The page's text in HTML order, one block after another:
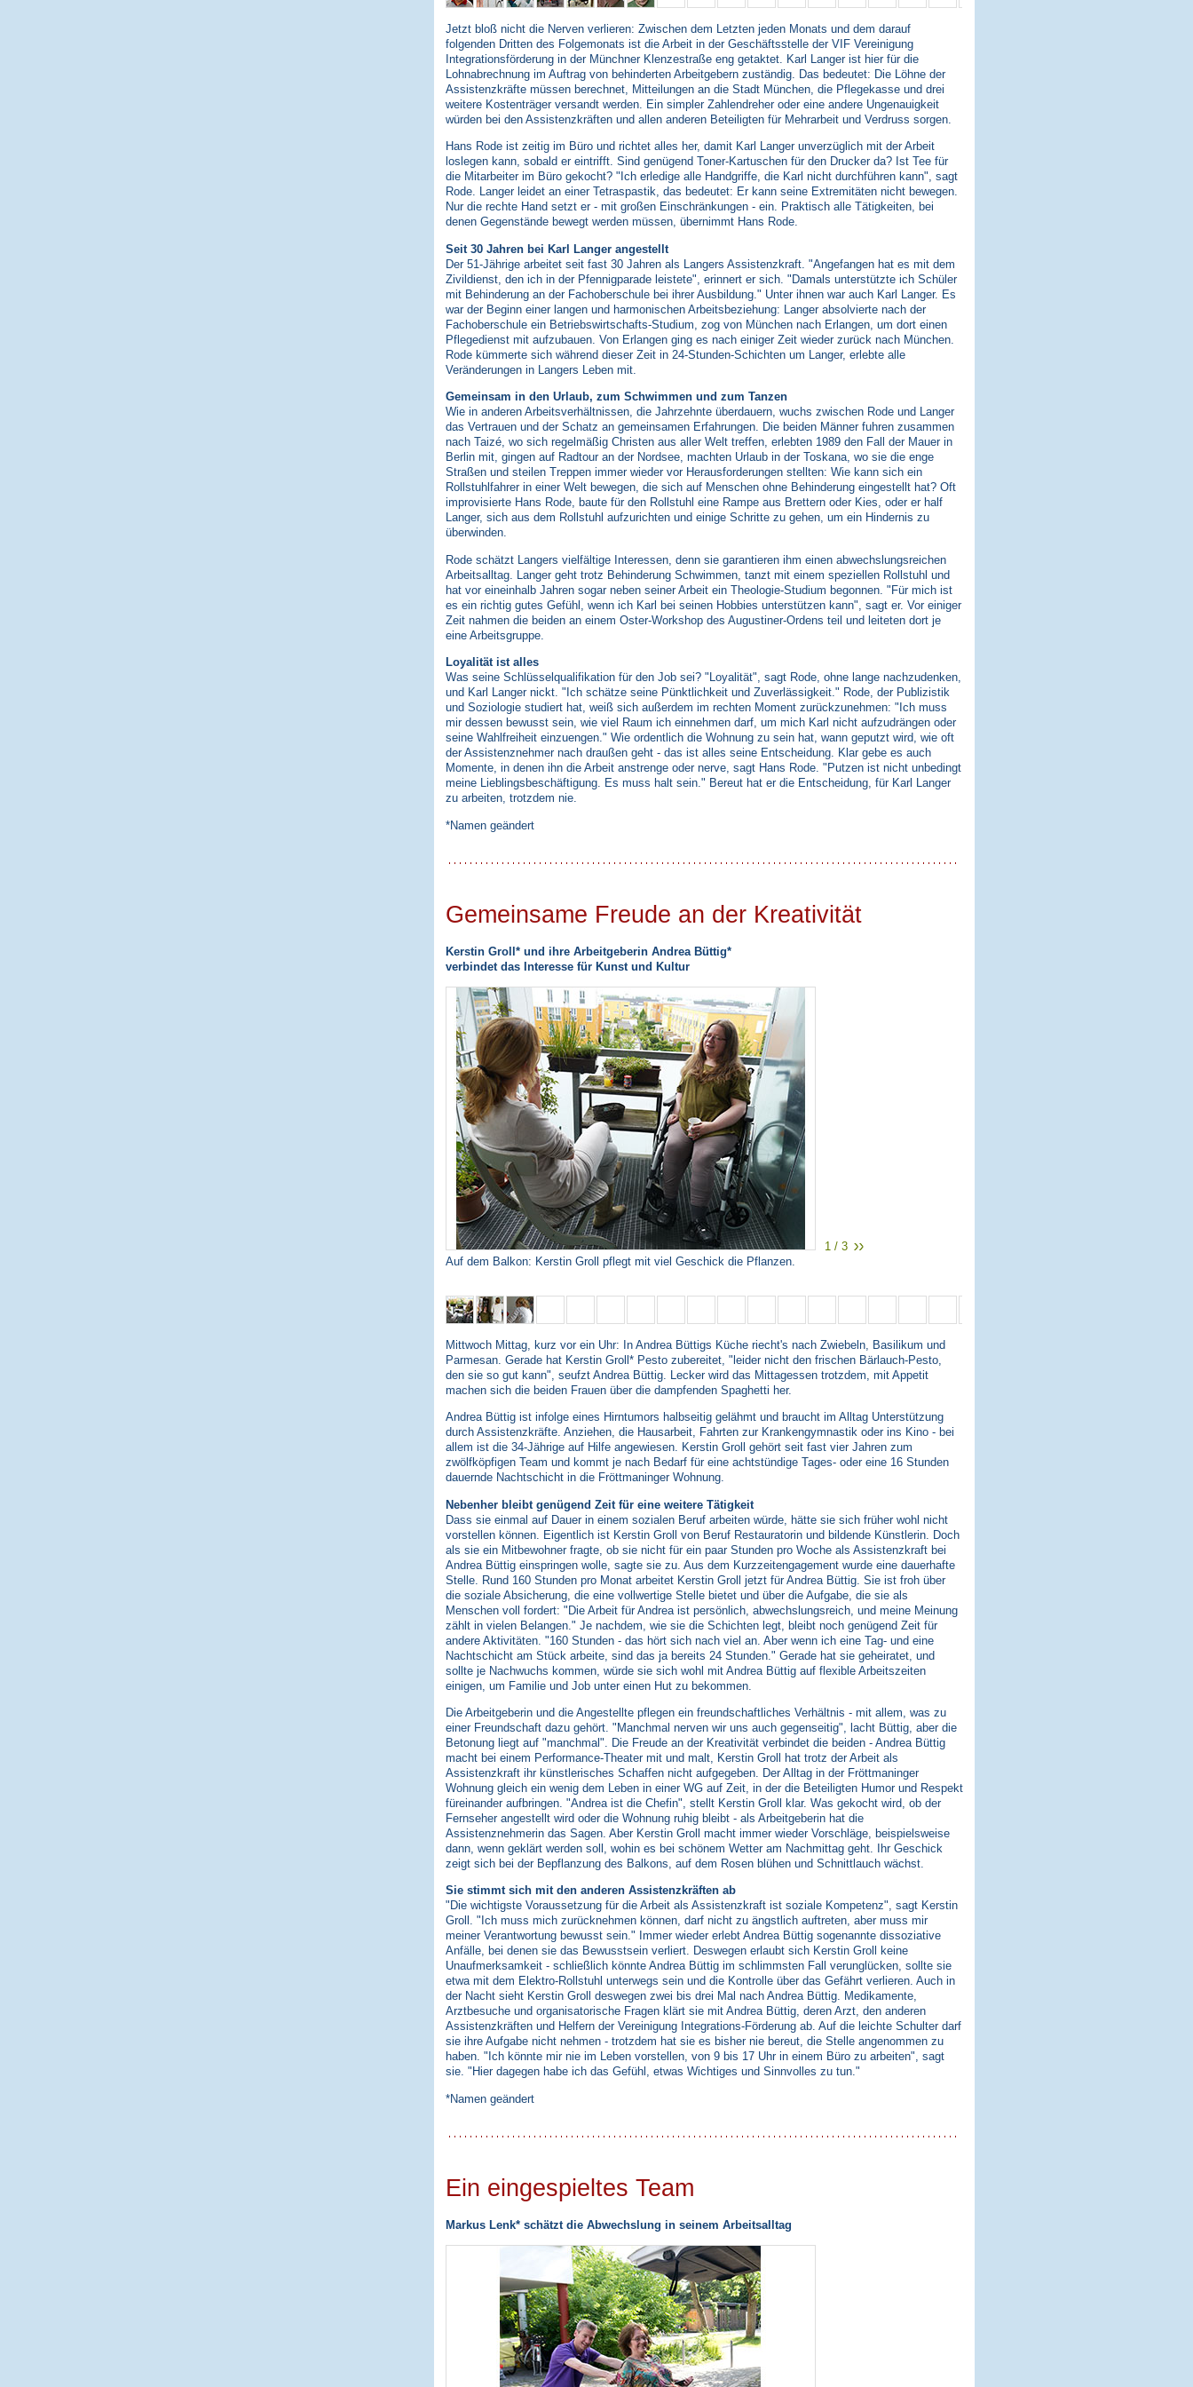
Jetzt bloß nicht die Nerven verlieren: Zwischen dem Letzten jeden Monats und dem darauf
folgenden Dritten des Folgemonats ist die Arbeit in der Geschäftsstelle der VIF Vereinigung
Integrationsförderung in der Münchner Klenzestraße eng getaktet. Karl Langer ist hier für die
Lohnabrechnung im Auftrag von behinderten Arbeitgebern zuständig. Das bedeutet: Die Löhne der
Assistenzkräfte müssen berechnet, Mitteilungen an die Stadt München, die Pflegekasse und drei
weitere Kostenträger versandt werden. Ein simpler Zahlendreher oder eine andere Ungenauigkeit
würden bei den Assistenzkräften und allen anderen Beteiligten für Mehrarbeit und Verdruss sorgen.
Hans Rode ist zeitig im Büro und richtet alles her, damit Karl Langer unverzüglich mit der Arbeit
loslegen kann, sobald er eintrifft. Sind genügend Toner-Kartuschen für den Drucker da? Ist Tee für
die Mitarbeiter im Büro gekocht? "Ich erledige alle Handgriffe, die Karl nicht durchführen kann", sagt
Rode. Langer leidet an einer Tetraspastik, das bedeutet: Er kann seine Extremitäten nicht bewegen.
Nur die rechte Hand setzt er - mit großen Einschränkungen - ein. Praktisch alle Tätigkeiten, bei
denen Gegenstände bewegt werden müssen, übernimmt Hans Rode.
Seit 30 Jahren bei Karl Langer angestellt
Der 51-Jährige arbeitet seit fast 30 Jahren als Langers Assistenzkraft. "Angefangen hat es mit dem
Zivildienst, den ich in der Pfennigparade leistete", erinnert er sich. "Damals unterstützte ich Schüler
mit Behinderung an der Fachoberschule bei ihrer Ausbildung." Unter ihnen war auch Karl Langer. Es
war der Beginn einer langen und harmonischen Arbeitsbeziehung: Langer absolvierte nach der
Fachoberschule ein Betriebswirtschafts-Studium, zog von München nach Erlangen, um dort einen
Pflegedienst mit aufzubauen. Von Erlangen ging es nach einiger Zeit wieder zurück nach München.
Rode kümmerte sich während dieser Zeit in 24-Stunden-Schichten um Langer, erlebte alle
Veränderungen in Langers Leben mit.
Gemeinsam in den Urlaub, zum Schwimmen und zum Tanzen
Wie in anderen Arbeitsverhältnissen, die Jahrzehnte überdauern, wuchs zwischen Rode und Langer
das Vertrauen und der Schatz an gemeinsamen Erfahrungen. Die beiden Männer fuhren zusammen
nach Taizé, wo sich regelmäßig Christen aus aller Welt treffen, erlebten 1989 den Fall der Mauer in
Berlin mit, gingen auf Radtour an der Nordsee, machten Urlaub in der Toskana, wo sie die enge
Straßen und steilen Treppen immer wieder vor Herausforderungen stellten: Wie kann sich ein
Rollstuhlfahrer in einer Welt bewegen, die sich auf Menschen ohne Behinderung eingestellt hat? Oft
improvisierte Hans Rode, baute für den Rollstuhl eine Rampe aus Brettern oder Kies, oder er half
Langer, sich aus dem Rollstuhl aufzurichten und einige Schritte zu gehen, um ein Hindernis zu
überwinden.
Rode schätzt Langers vielfältige Interessen, denn sie garantieren ihm einen abwechslungsreichen
Arbeitsalltag. Langer geht trotz Behinderung Schwimmen, tanzt mit einem speziellen Rollstuhl und
hat vor eineinhalb Jahren sogar neben seiner Arbeit ein Theologie-Studium begonnen. "Für mich ist
es ein richtig gutes Gefühl, wenn ich Karl bei seinen Hobbies unterstützen kann", sagt er. Vor einiger
Zeit nahmen die beiden an einem Oster-Workshop des Augustiner-Ordens teil und leiteten dort je
eine Arbeitsgruppe.
Loyalität ist alles
Was seine Schlüsselqualifikation für den Job sei? "Loyalität", sagt Rode, ohne lange nachzudenken,
und Karl Langer nickt. "Ich schätze seine Pünktlichkeit und Zuverlässigkeit." Rode, der Publizistik
und Soziologie studiert hat, weiß sich außerdem im rechten Moment zurückzunehmen: "Ich muss
mir dessen bewusst sein, wie viel Raum ich einnehmen darf, um mich Karl nicht aufzudrängen oder
seine Wahlfreiheit einzuengen." Wie ordentlich die Wohnung zu sein hat, wann geputzt wird, wie oft
der Assistenznehmer nach draußen geht - das ist alles seine Entscheidung. Klar gebe es auch
Momente, in denen ihn die Arbeit anstrenge oder nerve, sagt Hans Rode. "Putzen ist nicht unbedingt
meine Lieblingsbeschäftigung. Es muss halt sein." Bereut hat er die Entscheidung, für Karl Langer
zu arbeiten, trotzdem nie.
*Namen geändert
Gemeinsame Freude an der Kreativität
Kerstin Groll* und ihre Arbeitgeberin Andrea Büttig*
verbindet das Interesse für Kunst und Kultur
1 / 3
Auf dem Balkon: Kerstin Groll pflegt mit viel Geschick die Pflanzen.
Mittwoch Mittag, kurz vor ein Uhr: In Andrea Büttigs Küche riecht's nach Zwiebeln, Basilikum und
Parmesan. Gerade hat Kerstin Groll* Pesto zubereitet, "leider nicht den frischen Bärlauch-Pesto,
den sie so gut kann", seufzt Andrea Büttig. Lecker wird das Mittagessen trotzdem, mit Appetit
machen sich die beiden Frauen über die dampfenden Spaghetti her.
Andrea Büttig ist infolge eines Hirntumors halbseitig gelähmt und braucht im Alltag Unterstützung
durch Assistenzkräfte. Anziehen, die Hausarbeit, Fahrten zur Krankengymnastik oder ins Kino - bei
allem ist die 34-Jährige auf Hilfe angewiesen. Kerstin Groll gehört seit fast vier Jahren zum
zwölfköpfigen Team und kommt je nach Bedarf für eine achtstündige Tages- oder eine 16 Stunden
dauernde Nachtschicht in die Fröttmaninger Wohnung.
Nebenher bleibt genügend Zeit für eine weitere Tätigkeit
Dass sie einmal auf Dauer in einem sozialen Beruf arbeiten würde, hätte sie sich früher wohl nicht
vorstellen können. Eigentlich ist Kerstin Groll von Beruf Restauratorin und bildende Künstlerin. Doch
als sie ein Mitbewohner fragte, ob sie nicht für ein paar Stunden pro Woche als Assistenzkraft bei
Andrea Büttig einspringen wolle, sagte sie zu. Aus dem Kurzzeitengagement wurde eine dauerhafte
Stelle. Rund 160 Stunden pro Monat arbeitet Kerstin Groll jetzt für Andrea Büttig. Sie ist froh über
die soziale Absicherung, die eine vollwertige Stelle bietet und über die Aufgabe, die sie als
Menschen voll fordert: "Die Arbeit für Andrea ist persönlich, abwechslungsreich, und meine Meinung
zählt in vielen Belangen." Je nachdem, wie sie die Schichten legt, bleibt noch genügend Zeit für
andere Aktivitäten. "160 Stunden - das hört sich nach viel an. Aber wenn ich eine Tag- und eine
Nachtschicht am Stück arbeite, sind das ja bereits 24 Stunden." Gerade hat sie geheiratet, und
sollte je Nachwuchs kommen, würde sie sich wohl mit Andrea Büttig auf flexible Arbeitszeiten
einigen, um Familie und Job unter einen Hut zu bekommen.
Die Arbeitgeberin und die Angestellte pflegen ein freundschaftliches Verhältnis - mit allem, was zu
einer Freundschaft dazu gehört. "Manchmal nerven wir uns auch gegenseitig", lacht Büttig, aber die
Betonung liegt auf "manchmal". Die Freude an der Kreativität verbindet die beiden - Andrea Büttig
macht bei einem Performance-Theater mit und malt, Kerstin Groll hat trotz der Arbeit als
Assistenzkraft ihr künstlerisches Schaffen nicht aufgegeben. Der Alltag in der Fröttmaninger
Wohnung gleich ein wenig dem Leben in einer WG auf Zeit, in der die Beteiligten Humor und Respekt
füreinander aufbringen. "Andrea ist die Chefin", stellt Kerstin Groll klar. Was gekocht wird, ob der
Fernseher angestellt wird oder die Wohnung ruhig bleibt - als Arbeitgeberin hat die
Assistenznehmerin das Sagen. Aber Kerstin Groll macht immer wieder Vorschläge, beispielsweise
dann, wenn geklärt werden soll, wohin es bei schönem Wetter am Nachmittag geht. Ihr Geschick
zeigt sich bei der Bepflanzung des Balkons, auf dem Rosen blühen und Schnittlauch wächst.
Sie stimmt sich mit den anderen Assistenzkräften ab
"Die wichtigste Voraussetzung für die Arbeit als Assistenzkraft ist soziale Kompetenz", sagt Kerstin
Groll. "Ich muss mich zurücknehmen können, darf nicht zu ängstlich auftreten, aber muss mir
meiner Verantwortung bewusst sein." Immer wieder erlebt Andrea Büttig sogenannte dissoziative
Anfälle, bei denen sie das Bewusstsein verliert. Deswegen erlaubt sich Kerstin Groll keine
Unaufmerksamkeit - schließlich könnte Andrea Büttig im schlimmsten Fall verunglücken, sollte sie
etwa mit dem Elektro-Rollstuhl unterwegs sein und die Kontrolle über das Gefährt verlieren. Auch in
der Nacht sieht Kerstin Groll deswegen zwei bis drei Mal nach Andrea Büttig. Medikamente,
Arztbesuche und organisatorische Fragen klärt sie mit Andrea Büttig, deren Arzt, den anderen
Assistenzkräften und Helfern der Vereinigung Integrations-Förderung ab. Auf die leichte Schulter darf
sie ihre Aufgabe nicht nehmen - trotzdem hat sie es bisher nie bereut, die Stelle angenommen zu
haben. "Ich könnte mir nie im Leben vorstellen, von 9 bis 17 Uhr in einem Büro zu arbeiten", sagt
sie. "Hier dagegen habe ich das Gefühl, etwas Wichtiges und Sinnvolles zu tun."
*Namen geändert
Ein eingespieltes Team
Markus Lenk* schätzt die Abwechslung in seinem Arbeitsalltag